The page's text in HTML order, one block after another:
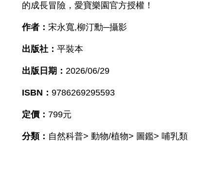
的成長冒險，愛寶樂園官方授權！
作者： 宋永寬,柳汀勳─攝影
出版社： 平裝本
出版日期： 2026/06/29
ISBN： 9786269295593
定價： 799元
分類： 自然科普> 動物/植物> 圖鑑> 哺乳類